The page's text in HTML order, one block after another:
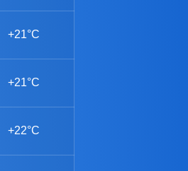
+21°C
+21°C
+22°C